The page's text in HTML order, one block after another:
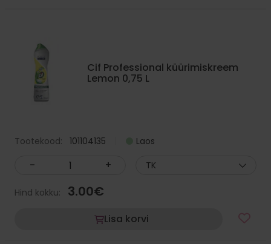
Cif Professional küürimiskreem
Lemon 0,75 L
Tootekood: 101104135 Laos
- + TK
Hind kokku: 3.00€
Lisa korvi